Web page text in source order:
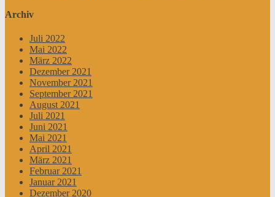
Archiv
Juli 2022
Mai 2022
März 2022
Dezember 2021
November 2021
September 2021
August 2021
Juli 2021
Juni 2021
Mai 2021
April 2021
März 2021
Februar 2021
Januar 2021
Dezember 2020